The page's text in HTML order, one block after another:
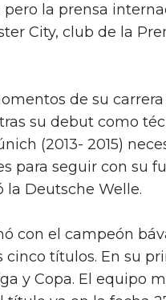
la prensa
City, club de la
de su
su debut como
(2013- 2015)
para seguir con su
la Deutsche Welle.
con el campeón
títulos. En su
y Copa. El equipo